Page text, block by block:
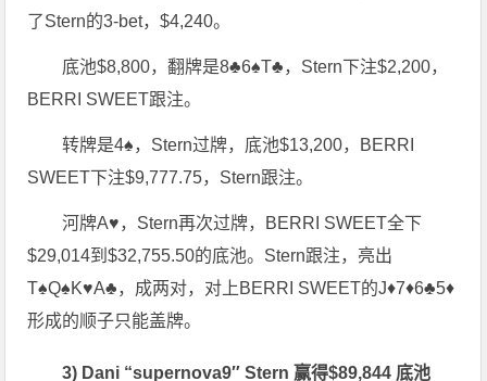
了Stern的3-bet，$4,240。
底池$8,800，翻牌是8♣6♠T♣，Stern下注$2,200，
BERRI SWEET跟注。
转牌是4♠，Stern过牌，底池$13,200，BERRI
SWEET下注$9,777.75，Stern跟注。
河牌A♥，Stern再次过牌，BERRI SWEET全下
$29,014到$32,755.50的底池。Stern跟注，亮出
T♠Q♠K♥A♣，成两对，对上BERRI SWEET的J♦7♦6♣5♦
形成的顺子只能盖牌。
3) Dani “supernova9″ Stern 赢得$89,844 底池